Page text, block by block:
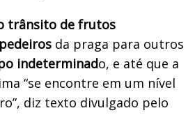
trânsito de frutos
da praga para outros
indeterminado, e até que a
“se encontre em um nível
diz texto divulgado pelo